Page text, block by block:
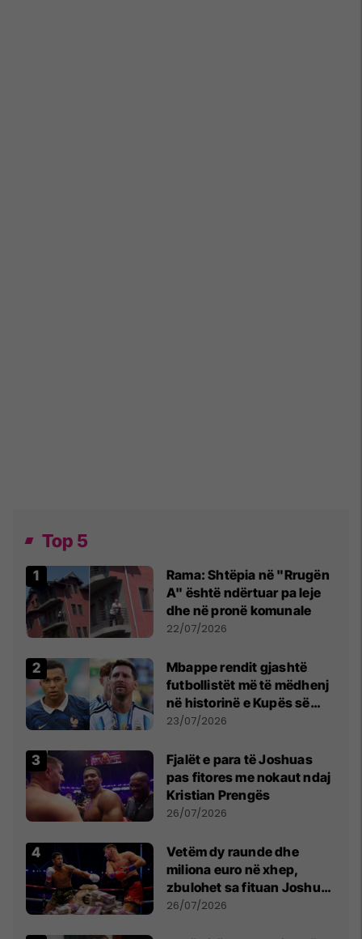
Top 5
Rama: Shtëpia në "Rrugën
A" është ndërtuar pa leje
dhe në pronë komunale
22/07/2026
Mbappe rendit gjashtë
futbollistët më të mëdhenj
në historinë e Kupës së
Botës, Messi mbetet i dyti
23/07/2026
Fjalët e para të Joshuas
pas fitores me nokaut ndaj
Kristian Prengës
26/07/2026
Vetëm dy raunde dhe
miliona euro në xhep,
zbulohet sa fituan Joshua
e Prenga
26/07/2026